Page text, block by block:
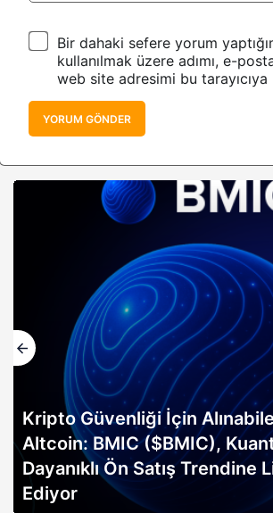
Bir dahaki sefere yorum
kullanılmak üzere adımı, e-
web site adresimi bu
YORUM GÖNDER
Altın rallisi, 2026 Bitcoin
erken sinyali mi? Bitwise
açıklıyor…